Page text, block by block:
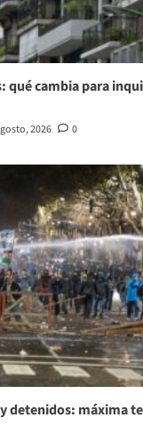
qué cambia para
2026 0
detenidos: máxima